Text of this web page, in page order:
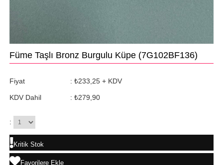
Füme Taşlı Bronz Burgulu Küpe (7G102BF136)
Fiyat : ₺233,25+ KDV
KDV Dahil : ₺279,90
:
Kritik Stok
Favorilere Ekle